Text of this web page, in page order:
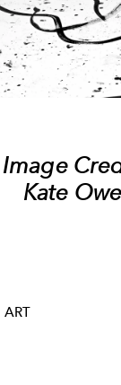
Image
Kate
ART